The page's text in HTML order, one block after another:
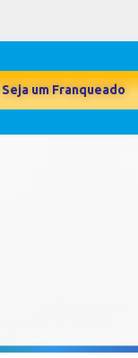
Seja um Franqueado